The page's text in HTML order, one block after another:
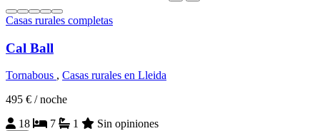
Casas rurales completas
Cal Ball
Tornabous , Casas rurales en Lleida
495 € / noche
18
7 1 Sin opiniones